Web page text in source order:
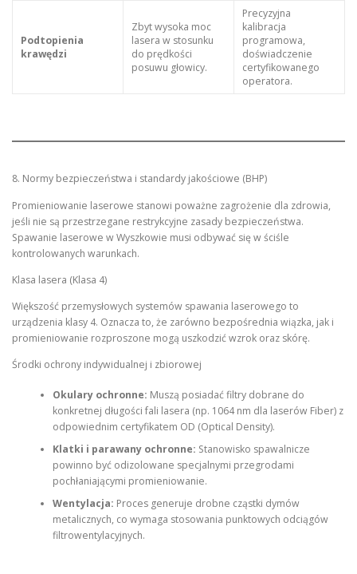
Podtopienia
krawędzi
Zbyt wysoka moc
lasera w stosunku
do prędkości
posuwu głowicy.
Precyzyjna
kalibracja
programowa,
doświadczenie
certyfikowanego
operatora.
8. Normy bezpieczeństwa i standardy jakościowe (BHP)
Promieniowanie laserowe stanowi poważne zagrożenie dla zdrowia,
jeśli nie są przestrzegane restrykcyjne zasady bezpieczeństwa.
Spawanie laserowe w Wyszkowie musi odbywać się w ściśle
kontrolowanych warunkach.
Klasa lasera (Klasa 4)
Większość przemysłowych systemów spawania laserowego to
urządzenia klasy 4. Oznacza to, że zarówno bezpośrednia wiązka, jak i
promieniowanie rozproszone mogą uszkodzić wzrok oraz skórę.
Środki ochrony indywidualnej i zbiorowej
Okulary ochronne: Muszą posiadać filtry dobrane do
konkretnej długości fali lasera (np. 1064 nm dla laserów Fiber) z
odpowiednim certyfikatem OD (Optical Density).
Klatki i parawany ochronne: Stanowisko spawalnicze
powinno być odizolowane specjalnymi przegrodami
pochłaniającymi promieniowanie.
Wentylacja: Proces generuje drobne cząstki dymów
metalicznych, co wymaga stosowania punktowych odciągów
filtrowentylacyjnych.